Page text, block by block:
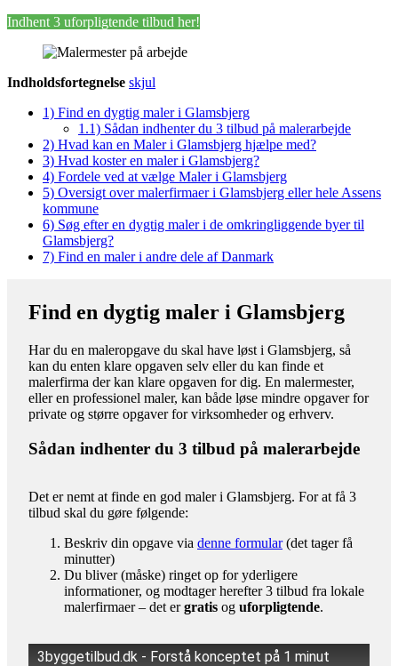
Indhent 3 uforpligtende tilbud her!
Indholdsfortegnelse skjul
1) Find en dygtig maler i Glamsbjerg
1.1) Sådan indhenter du 3 tilbud på malerarbejde
2) Hvad kan en Maler i Glamsbjerg hjælpe med?
3) Hvad koster en maler i Glamsbjerg?
4) Fordele ved at vælge Maler i Glamsbjerg
5) Oversigt over malerfirmaer i Glamsbjerg eller hele Assens
kommune
6) Søg efter en dygtig maler i de omkringliggende byer til
Glamsbjerg?
7) Find en maler i andre dele af Danmark
Find en dygtig maler i Glamsbjerg
Har du en maleropgave du skal have løst i Glamsbjerg, så
kan du enten klare opgaven selv eller du kan finde et
malerfirma der kan klare opgaven for dig. En malermester,
eller en professionel maler, kan både løse mindre opgaver for
private og større opgaver for virksomheder og erhverv.
Sådan indhenter du 3 tilbud på malerarbejde
Det er nemt at finde en god maler i Glamsbjerg. For at få 3
tilbud skal du gøre følgende:
Beskriv din opgave via denne formular(det tager få
minutter)
Du bliver (måske) ringet op for yderligere
informationer, og modtager herefter 3 tilbud fra lokale
malerfirmaer – det ergratis og uforpligtende.
3byggetilbud.dk - Forstå konceptet på 1 minut